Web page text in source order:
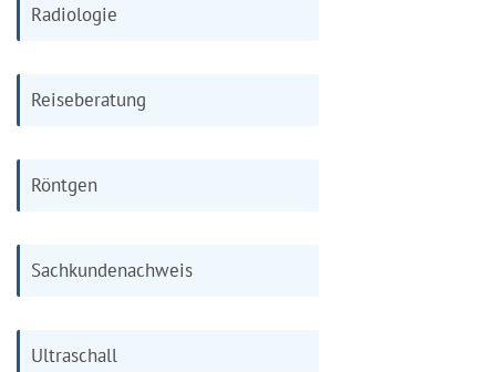
Radiologie
Reiseberatung
Röntgen
Sachkundenachweis
Ultraschall